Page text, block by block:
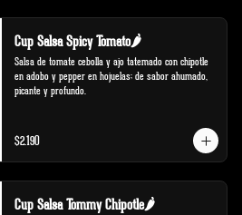
Cup Salsa Spicy Tomato🌶️
Salsa de tomate cebolla y ajo tatemado con chipotle
en adobo y pepper en hojuelas; de sabor ahumado,
picante y profundo.
$2.190
Cup Salsa Tommy Chipotle🌶️